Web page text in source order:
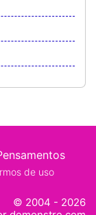
de uso
© 2004 - 2026